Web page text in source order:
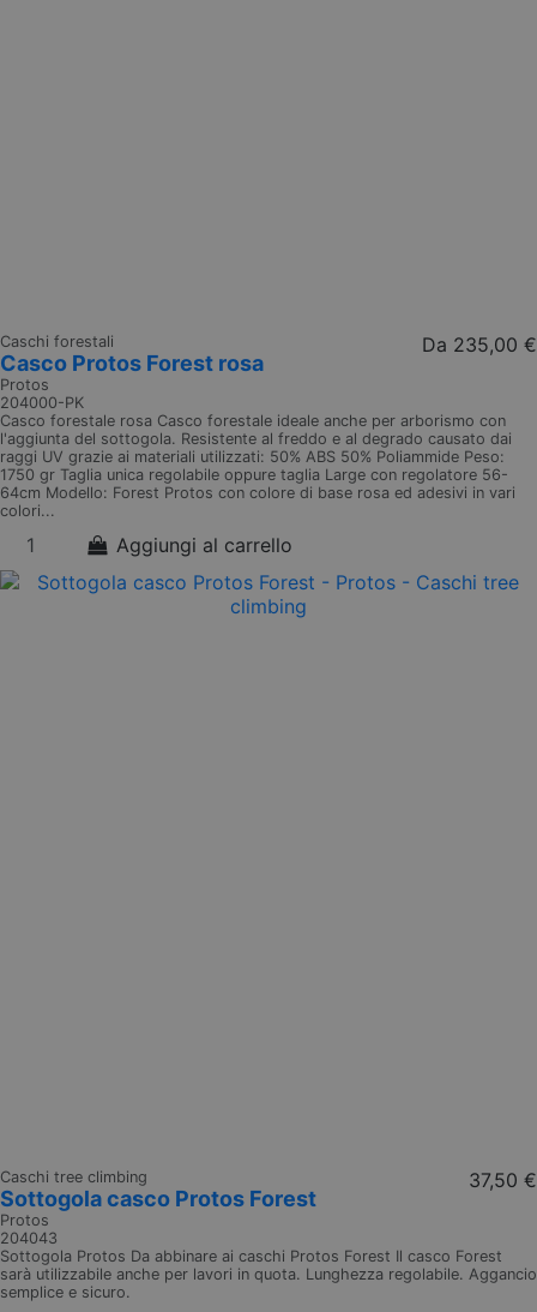
Caschi forestali
Casco Protos Forest rosa
Protos
204000-PK
Da 235,00 €
Casco forestale rosa Casco forestale ideale anche per arborismo con
l'aggiunta del sottogola. Resistente al freddo e al degrado causato dai
raggi UV grazie ai materiali utilizzati: 50% ABS 50% Poliammide Peso:
1750 gr Taglia unica regolabile oppure taglia Large con regolatore 56-
64cm Modello: Forest Protos con colore di base rosa ed adesivi in vari
colori...
Aggiungi al carrello
Caschi tree climbing
Sottogola casco Protos Forest
Protos
204043
37,50 €
Sottogola Protos Da abbinare ai caschi Protos Forest Il casco Forest
sarà utilizzabile anche per lavori in quota. Lunghezza regolabile. Aggancio
semplice e sicuro.